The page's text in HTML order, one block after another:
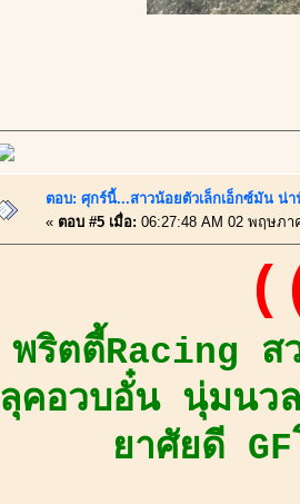
ตอบ: ศุกร์นี้...สาวน้อยตัวเล็กเอ็กซ์มัน น่
« ตอบ #5 เมื่อ: 06:27:48 AM 02 พฤษภา
พริตตี้Racing ส
ลุคอวบอั๋น นุ่มนว
ยาศัยดี